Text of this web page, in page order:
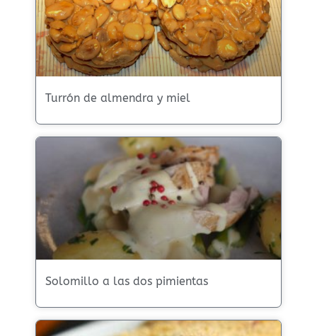
Turrón de almendra y miel
Solomillo a las dos pimientas